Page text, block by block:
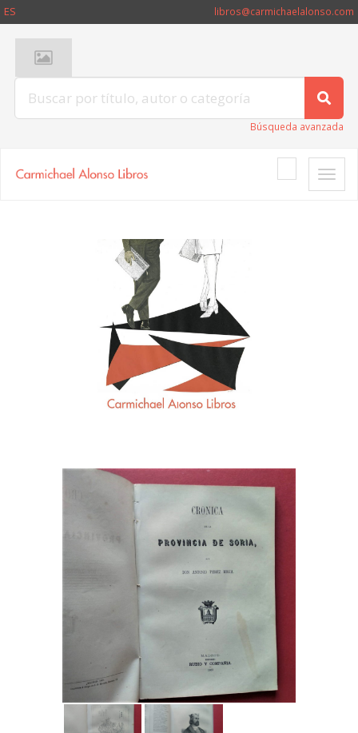
ES libros@carmichaelalonso.com
Búsqueda avanzada
Toggle